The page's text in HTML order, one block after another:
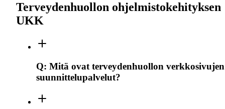
Terveydenhuollon ohjelmistokehityksen
UKK
Q: Mitä ovat terveydenhuollon verkkosivujen
suunnittelupalvelut?